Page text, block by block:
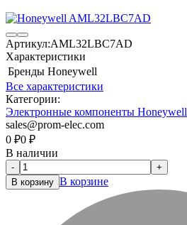
Артикул:AML32LBC7AD
Характеристики
Бренды Honeywell
Все характеристики
Категории:
Электронные компоненты Honeywell
sales@prom-elec.com
0 ₽0 ₽
В наличии
-
+
В корзину В корзине